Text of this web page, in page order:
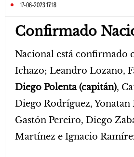
17-06-2023 17:18
Confirmado
Nacional está confirmado
Ichazo; Leandro Lozano,
Diego Polenta (capitán),
Diego Rodríguez, Yonatan
Gastón Pereiro, Diego
Martínez e Ignacio